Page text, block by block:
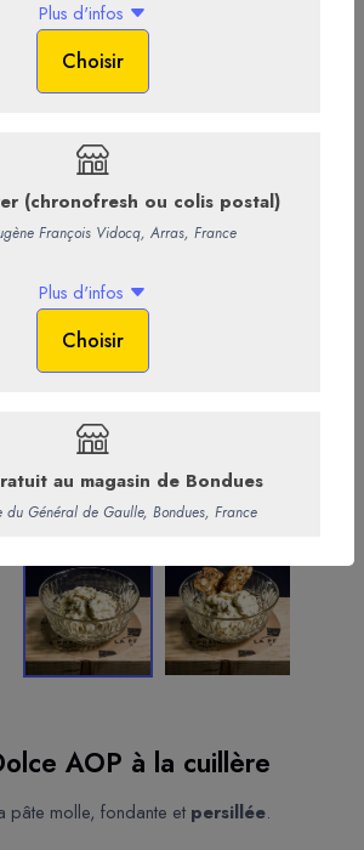
AOP à la cuillère
pâte molle, fondante et persillée.